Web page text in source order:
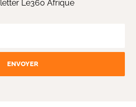
Le360 Afrique
ENVOYER